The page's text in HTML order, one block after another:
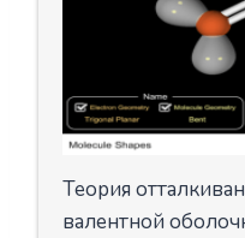
Теория
валентной